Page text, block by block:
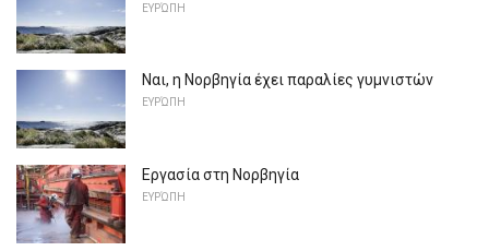
ΕΥΡΏΠΗ
Ναι, η Νορβηγία έχει παραλίες γυμνιστών
ΕΥΡΏΠΗ
Εργασία στη Νορβηγία
ΕΥΡΏΠΗ